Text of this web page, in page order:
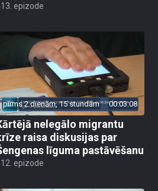
epizode
pirms 2 dienām, 15 stundām 00:03:08
nelegālo migrantu
raisa diskusijas par
līguma pastāvēšanu
epizode